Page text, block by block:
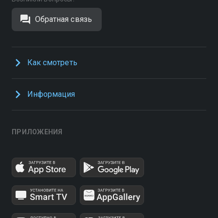
Обратная связь
Как смотреть
Информация
ПРИЛОЖЕНИЯ